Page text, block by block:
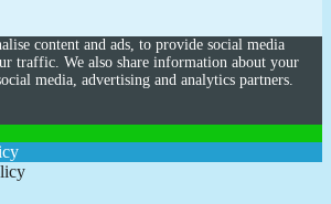
content and ads, to provide social media
traffic. We also share information about your
media, advertising and analytics partners.